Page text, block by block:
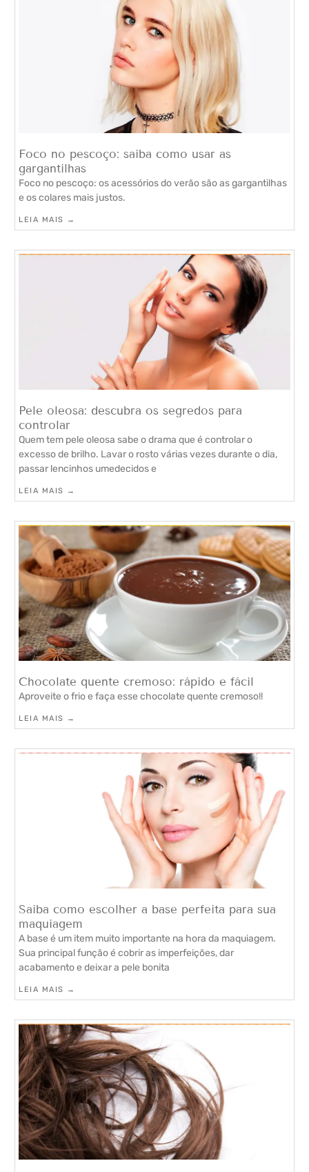
Foco no pescoço: saiba como usar as
gargantilhas
Foco no pescoço: os acessórios do verão são as gargantilhas
e os colares mais justos.
LEIA MAIS →
Pele oleosa: descubra os segredos para
controlar
Quem tem pele oleosa sabe o drama que é controlar o
excesso de brilho. Lavar o rosto várias vezes durante o dia,
passar lencinhos umedecidos e
LEIA MAIS →
Chocolate quente cremoso: rápido e fácil
Aproveite o frio e faça esse chocolate quente cremoso!!
LEIA MAIS →
Saiba como escolher a base perfeita para sua
maquiagem
A base é um item muito importante na hora da maquiagem.
Sua principal função é cobrir as imperfeições, dar
acabamento e deixar a pele bonita
LEIA MAIS →